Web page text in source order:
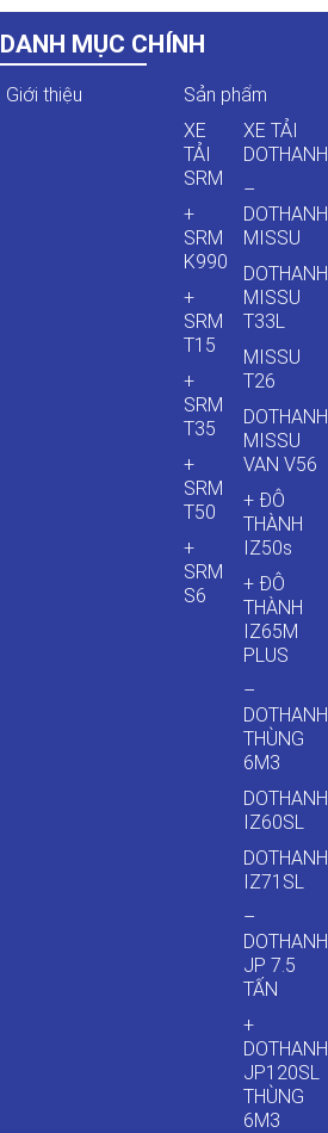
DANH MỤC CHÍNH
Giới thiệu
Sản phẩm
XE
TẢI
SRM
+
SRM
K990
+
SRM
T15
+
SRM
T35
+
SRM
T50
+
SRM
S6
XE TẢI
DOTHANH
–
DOTHANH
MISSU
DOTHANH
MISSU
T33L
MISSU
T26
DOTHANH
MISSU
VAN V56
+ ĐÔ
THÀNH
IZ50s
+ ĐÔ
THÀNH
IZ65M
PLUS
–
DOTHANH
THÙNG
6M3
DOTHANH
IZ60SL
DOTHANH
IZ71SL
–
DOTHANH
JP 7.5
TẤN
+
DOTHANH
JP120SL
THÙNG
6M3